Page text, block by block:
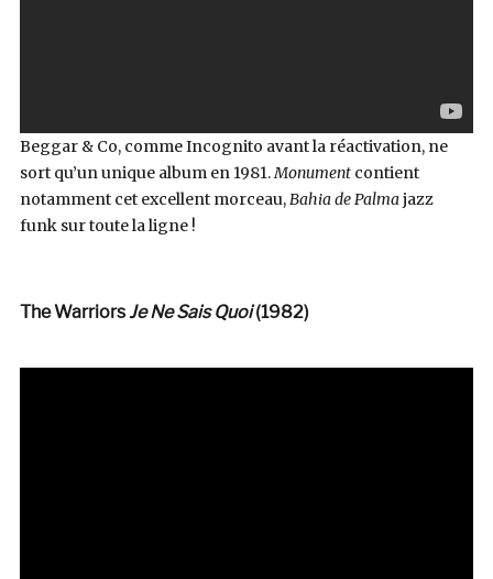
Beggar & Co, comme Incognito avant la réactivation, ne
sort qu’un unique album en 1981.Monument contient
notamment cet excellent morceau,Bahia de Palmajazz
funk sur toute la ligne !
The WarriorsJe Ne Sais Quoi(1982)